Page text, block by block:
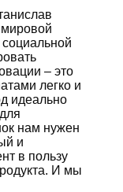
социальной
– это
легко и
идеально
нам нужен
и
в пользу
И мы